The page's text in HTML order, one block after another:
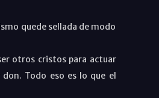
quede sellada de modo
otros cristos para actuar
Todo eso es lo que el